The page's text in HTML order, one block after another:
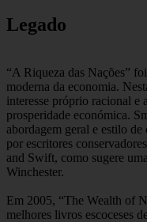
Legado
“A Riqueza das Nações”
moderna da economia.
interesse próprio racional e
prosperidade económica.
abordagem geral e estilo
por escritores
and Swift, como sugere
Winchester.
Em 2005, “The Wealth of
melhores livros escoceses